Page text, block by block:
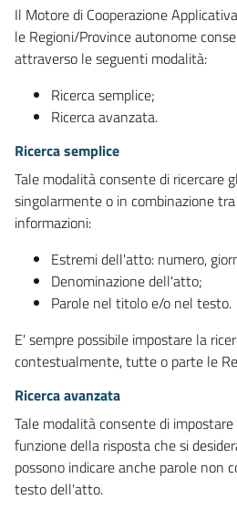
Il Motore di Cooperazione
le Regioni/Province autonome
attraverso le seguenti modalità:
Ricerca semplice;
Ricerca avanzata.
Ricerca semplice
Tale modalità consente di ricercare
singolarmente o in combinazione
informazioni:
Estremi dell'atto: numero,
Denominazione dell'atto;
Parole nel titolo e/o nel testo.
E' sempre possibile impostare la
contestualmente, tutte o parte le
Ricerca avanzata
Tale modalità consente di
funzione della risposta che si
possono indicare anche parole non
testo dell'atto.